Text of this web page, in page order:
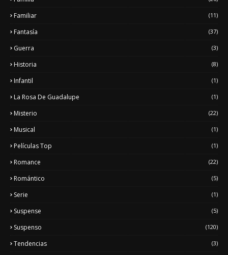
Familiar (11)
Fantasía (37)
Guerra (3)
Historia (8)
Infantil (1)
La Rosa De Guadalupe (1)
Misterio (22)
Musical (1)
Películas Top (1)
Romance (22)
Romántico (5)
Serie (1)
Suspense (5)
Suspenso (120)
Tendencias (3)